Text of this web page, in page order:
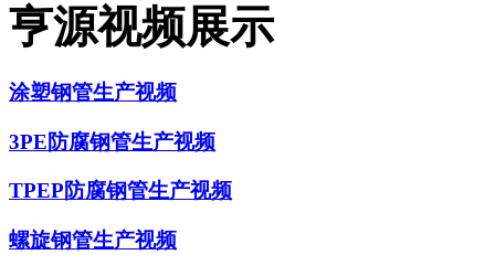
亨源视频展示
涂塑钢管生产视频
3PE防腐钢管生产视频
TPEP防腐钢管生产视频
螺旋钢管生产视频